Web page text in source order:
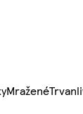
Mražené